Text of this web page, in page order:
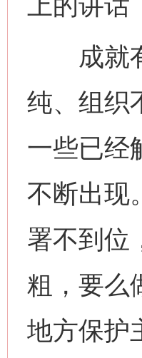
成就有
纯、组织
一些已经
不断出现
署不到位
粗，要么
地方保护